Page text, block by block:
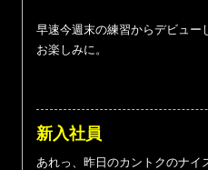
早速今週末の練習からデビュー
お楽しみに。
新入社
あれっ、昨日のカントクのナイ